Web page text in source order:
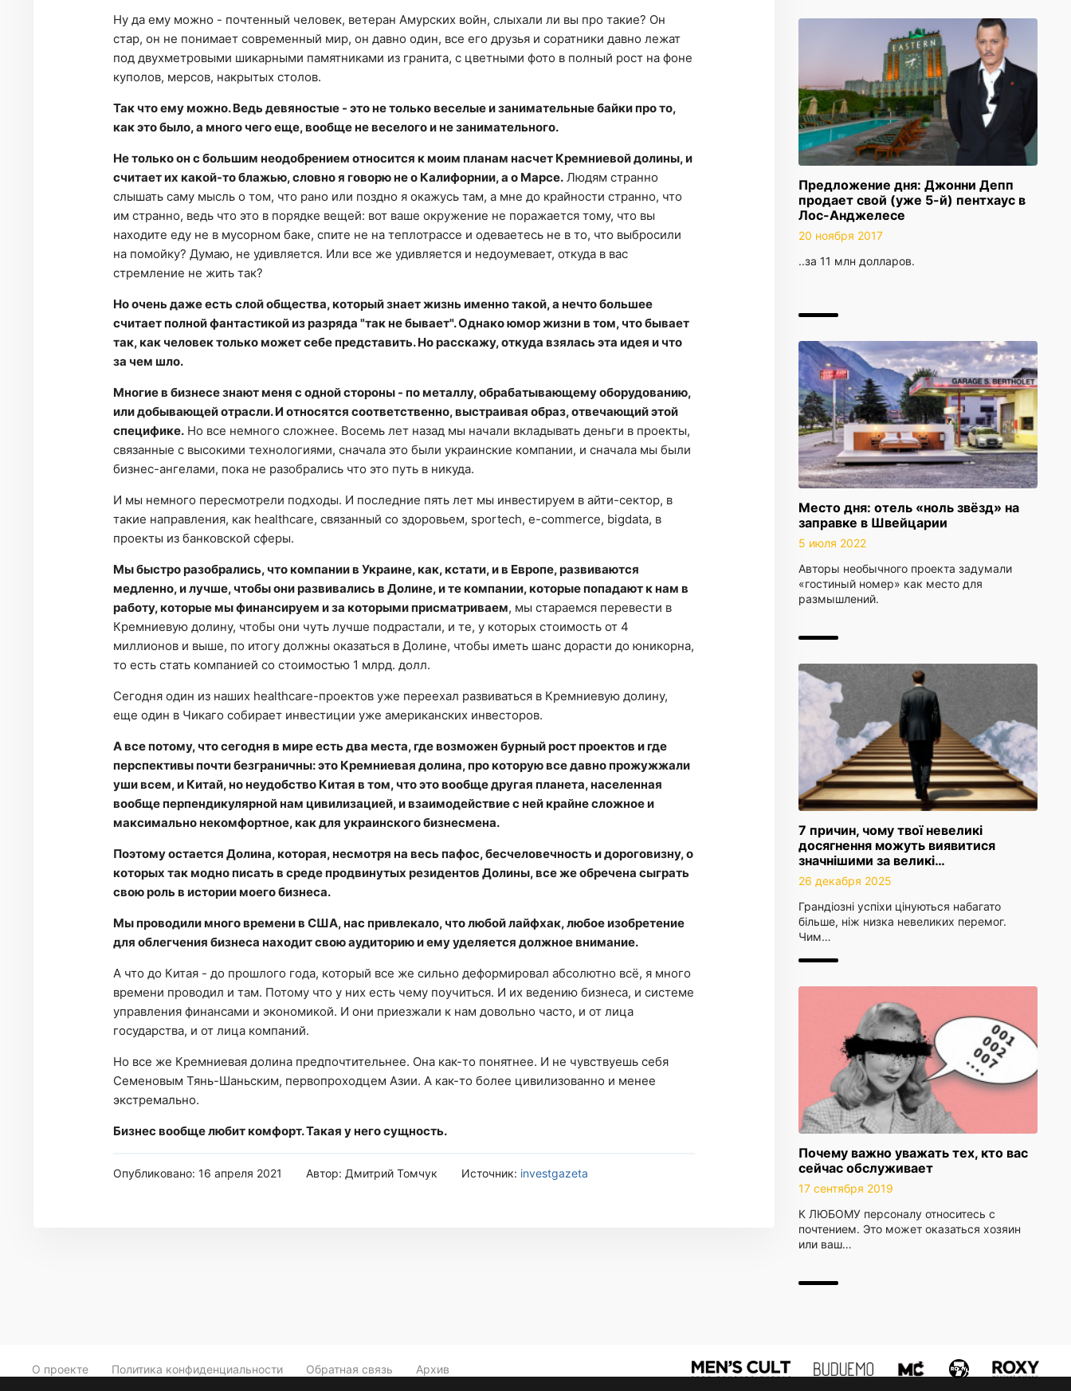
Предложение дня: Джонни Депп
продает свой (уже 5-й) пентхаус в
Лос-Анджелесе
20 ноября 2017
..за 11 млн долларов.
Место дня: отель «ноль звёзд» на
заправке в Швейцарии
5 июля 2022
Авторы необычного проекта задумали
«гостиный номер» как место для
размышлений.
7 причин, чому твої невеликі
досягнення можуть виявитися
значнішими за великі…
26 декабря 2025
Грандіозні успіхи цінуються набагато
більше, ніж низка невеликих перемог.
Чим…
Почему важно уважать тех, кто вас
сейчас обслуживает
17 сентября 2019
К ЛЮБОМУ персоналу относитесь с
почтением. Это может оказаться хозяин
или ваш…
Ну да ему можно - почтенный человек, ветеран Амурских войн, слыхали ли вы про такие? Он
стар, он не понимает современный мир, он давно один, все его друзья и соратники давно лежат
под двухметровыми шикарными памятниками из гранита, с цветными фото в полный рост на фоне
куполов, мерсов, накрытых столов.
Так что ему можно. Ведь девяностые - это не только веселые и занимательные байки про то,
как это было, а много чего еще, вообще не веселого и не занимательного.
Не только он с большим неодобрением относится к моим планам насчет Кремниевой долины, и
считает их какой-то блажью, словно я говорю не о Калифорнии, а о Марсе. Людям странно
слышать саму мысль о том, что рано или поздно я окажусь там, а мне до крайности странно, что
им странно, ведь что это в порядке вещей: вот ваше окружение не поражается тому, что вы
находите еду не в мусорном баке, спите не на теплотрассе и одеваетесь не в то, что выбросили
на помойку? Думаю, не удивляется. Или все же удивляется и недоумевает, откуда в вас
стремление не жить так?
Но очень даже есть слой общества, который знает жизнь именно такой, а нечто большее
считает полной фантастикой из разряда "так не бывает". Однако юмор жизни в том, что бывает
так, как человек только может себе представить. Но расскажу, откуда взялась эта идея и что
за чем шло.
Многие в бизнесе знают меня с одной стороны - по металлу, обрабатывающему оборудованию,
или добывающей отрасли. И относятся соответственно, выстраивая образ, отвечающий этой
специфике. Но все немного сложнее. Восемь лет назад мы начали вкладывать деньги в проекты,
связанные с высокими технологиями, сначала это были украинские компании, и сначала мы были
бизнес-ангелами, пока не разобрались что это путь в никуда.
И мы немного пересмотрели подходы. И последние пять лет мы инвестируем в айти-сектор, в
такие направления, как healthcare, связанный со здоровьем, sportech, e-commerce, bigdata, в
проекты из банковской сферы.
Мы быстро разобрались, что компании в Украине, как, кстати, и в Европе, развиваются
медленно, и лучше, чтобы они развивались в Долине, и те компании, которые попадают к нам в
работу, которые мы финансируем и за которыми присматриваем, мы стараемся перевести в
Кремниевую долину, чтобы они чуть лучше подрастали, и те, у которых стоимость от 4
миллионов и выше, по итогу должны оказаться в Долине, чтобы иметь шанс дорасти до юникорна,
то есть стать компанией со стоимостью 1 млрд. долл.
Сегодня один из наших healthcare-проектов уже переехал развиваться в Кремниевую долину,
еще один в Чикаго собирает инвестиции уже американских инвесторов.
А все потому, что сегодня в мире есть два места, где возможен бурный рост проектов и где
перспективы почти безграничны: это Кремниевая долина, про которую все давно прожужжали
уши всем, и Китай, но неудобство Китая в том, что это вообще другая планета, населенная
вообще перпендикулярной нам цивилизацией, и взаимодействие с ней крайне сложное и
максимально некомфортное, как для украинского бизнесмена.
Поэтому остается Долина, которая, несмотря на весь пафос, бесчеловечность и дороговизну, о
которых так модно писать в среде продвинутых резидентов Долины, все же обречена сыграть
свою роль в истории моего бизнеса.
Мы проводили много времени в США, нас привлекало, что любой лайфхак, любое изобретение
для облегчения бизнеса находит свою аудиторию и ему уделяется должное внимание.
А что до Китая - до прошлого года, который все же сильно деформировал абсолютно всё, я много
времени проводил и там. Потому что у них есть чему поучиться. И их ведению бизнеса, и системе
управления финансами и экономикой. И они приезжали к нам довольно часто, и от лица
государства, и от лица компаний.
Но все же Кремниевая долина предпочтительнее. Она как-то понятнее. И не чувствуешь себя
Семеновым Тянь-Шаньским, первопроходцем Азии. А как-то более цивилизованно и менее
экстремально.
Бизнес вообще любит комфорт. Такая у него сущность.
Опубликовано: 16 апреля 2021 Автор: Дмитрий Томчук Источник: investgazeta
О проекте Политика конфиденциальности Обратная связь Архив